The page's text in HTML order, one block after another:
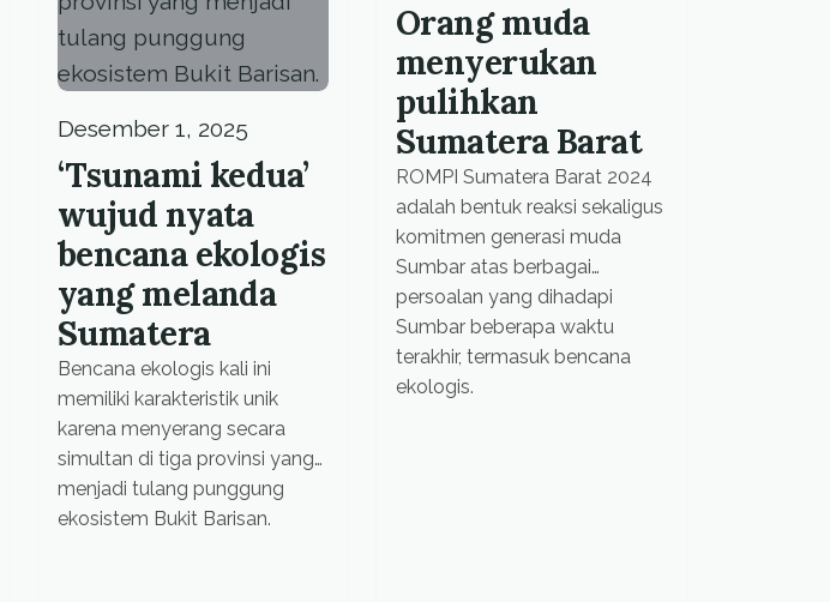
Desember 1, 2025
‘Tsunami kedua’
wujud nyata
bencana ekologis
yang melanda
Sumatera
Bencana ekologis kali ini
memiliki karakteristik unik
karena menyerang secara
simultan di tiga provinsi yang
menjadi tulang punggung
ekosistem Bukit Barisan.
Orang muda
menyerukan
pulihkan
Sumatera Barat
ROMPI Sumatera Barat 2024
adalah bentuk reaksi sekaligus
komitmen generasi muda
Sumbar atas berbagai
persoalan yang dihadapi
Sumbar beberapa waktu
terakhir, termasuk bencana
ekologis.